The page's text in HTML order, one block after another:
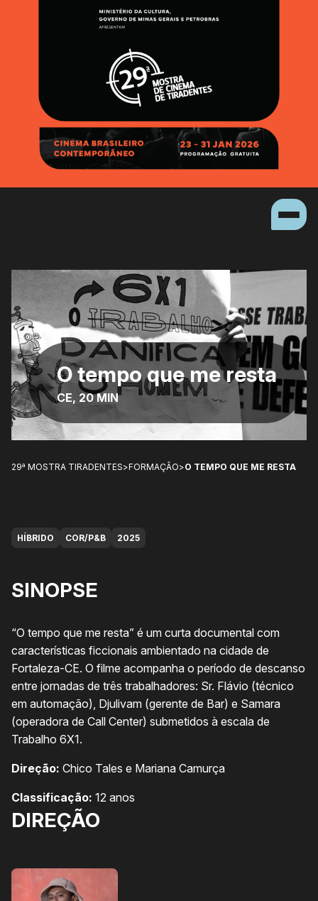
O tempo que me resta
CE, 20 MIN
29ª MOSTRA TIRADENTES>FORMAÇÃO>O TEMPO QUE ME RESTA
HÍBRIDO COR/P&B 2025
SINOPSE
“O tempo que me resta” é um curta documental com
características ficcionais ambientado na cidade de
Fortaleza-CE. O filme acompanha o período de descanso
entre jornadas de três trabalhadores: Sr. Flávio (técnico
em automação), Djulivam (gerente de Bar) e Samara
(operadora de Call Center) submetidos à escala de
Trabalho 6X1.
Direção: Chico Tales e Mariana Camurça
Classificação: 12 anos
DIREÇÃO